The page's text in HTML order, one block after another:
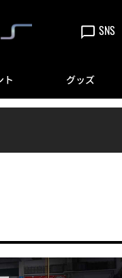
SNS
ト グッズ